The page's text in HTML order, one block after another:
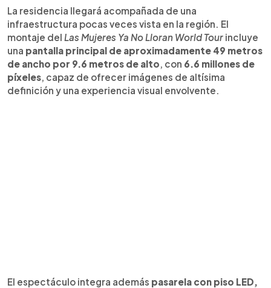
La residencia llegará acompañada de una
infraestructura pocas veces vista en la región. El
montaje del Las Mujeres Ya No Lloran World Tour incluye
una pantalla principal de aproximadamente 49 metros
de ancho por 9.6 metros de alto, con 6.6 millones de
píxeles, capaz de ofrecer imágenes de altísima
definición y una experiencia visual envolvente.
El espectáculo integra además pasarela con piso LED,